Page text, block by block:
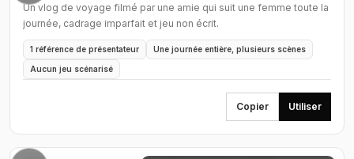
Un vlog de voyage filmé par une amie qui suit une femme toute la
journée, cadrage imparfait et jeu non écrit.
1 référence de présentateur Une journée entière, plusieurs scènes
Aucun jeu scénarisé
Copier Utiliser